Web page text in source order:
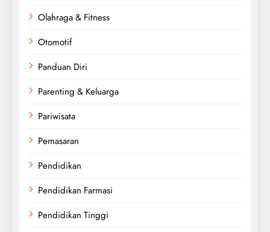
Olahraga & Fitness
Otomotif
Panduan Diri
Parenting & Keluarga
Pariwisata
Pemasaran
Pendidikan
Pendidikan Farmasi
Pendidikan Tinggi